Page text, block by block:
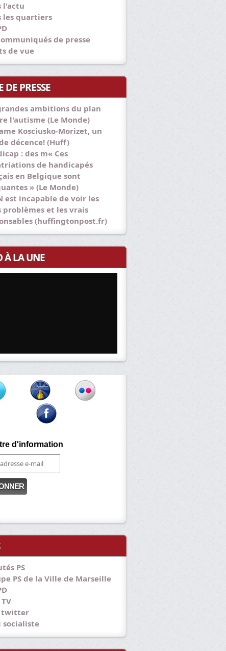
l'actu
les quartiers
de presse
de vue
DE PRESSE
ambitions du plan
l'autisme (Le Monde)
Kosciusko-Morizet, un
décence! (Huff)
: des m« Ces
de handicapés
en Belgique sont
» (Le Monde)
est incapable de voir les
problèmes et les vrais
(huffingtonpost.fr)
À LA UNE
d'information
PS
PS de la Ville de Marseille
twitter
socialiste